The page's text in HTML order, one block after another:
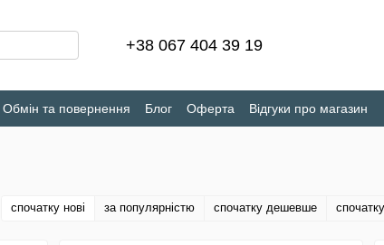
+38 067 404 39 19
Обмін та повернення Блог Оферта
Відгуки про магазин
спочатку нові за популярністю спочатку дешевше